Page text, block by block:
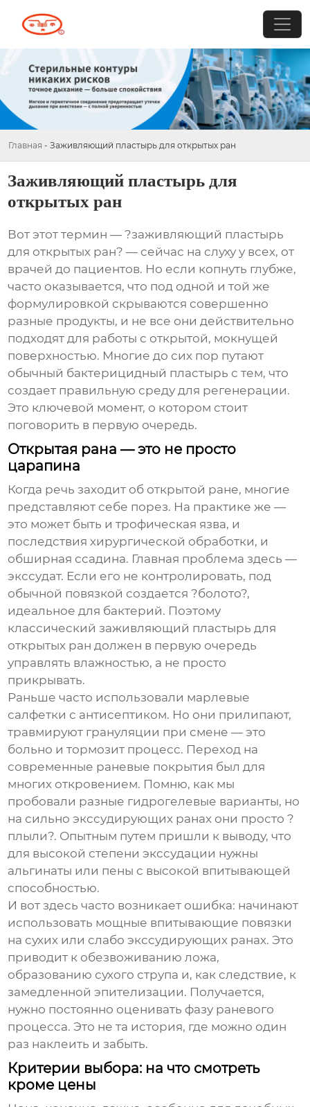
Главная - Заживляющий пластырь для открытых ран
Заживляющий пластырь для
открытых ран
Вот этот термин — ?заживляющий пластырь
для открытых ран? — сейчас на слуху у всех, от
врачей до пациентов. Но если копнуть глубже,
часто оказывается, что под одной и той же
формулировкой скрываются совершенно
разные продукты, и не все они действительно
подходят для работы с открытой, мокнущей
поверхностью. Многие до сих пор путают
обычный бактерицидный пластырь с тем, что
создает правильную среду для регенерации.
Это ключевой момент, о котором стоит
поговорить в первую очередь.
Открытая рана — это не просто
царапина
Когда речь заходит об открытой ране, многие
представляют себе порез. На практике же —
это может быть и трофическая язва, и
последствия хирургической обработки, и
обширная ссадина. Главная проблема здесь —
экссудат. Если его не контролировать, под
обычной повязкой создается ?болото?,
идеальное для бактерий. Поэтому
классическийзаживляющий пластырь для
открытых ран должен в первую очередь
управлять влажностью, а не просто
прикрывать.
Раньше часто использовали марлевые
салфетки с антисептиком. Но они прилипают,
травмируют грануляции при смене — это
больно и тормозит процесс. Переход на
современные раневые покрытия был для
многих откровением. Помню, как мы
пробовали разные гидрогелевые варианты, но
на сильно экссудирующих ранах они просто ?
плыли?. Опытным путем пришли к выводу, что
для высокой степени экссудации нужны
альгинаты или пены с высокой впитывающей
способностью.
И вот здесь часто возникает ошибка: начинают
использовать мощные впитывающие повязки
на сухих или слабо экссудирующих ранах. Это
приводит к обезвоживанию ложа,
образованию сухого струпа и, как следствие, к
замедленной эпителизации. Получается,
нужно постоянно оценивать фазу раневого
процесса. Это не та история, где можно один
раз наклеить и забыть.
Критерии выбора: на что смотреть
кроме цены